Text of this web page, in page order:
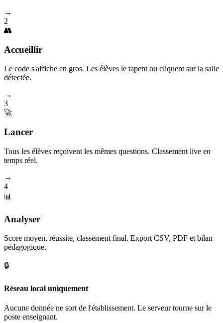
→
2
👥
Accueillir
Le code s'affiche en gros. Les élèves le tapent ou cliquent sur la salle
détectée.
→
3
🚀
Lancer
Tous les élèves reçoivent les mêmes questions. Classement live en
temps réel.
→
4
📊
Analyser
Score moyen, réussite, classement final. Export CSV, PDF et bilan
pédagogique.
🔒
Réseau local uniquement
Aucune donnée ne sort de l'établissement. Le serveur tourne sur le
poste enseignant.